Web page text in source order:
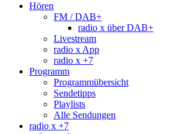
Hören
FM / DAB+
radio x über DAB+
Livestream
radio x App
radio x +7
Programm
Programmübersicht
Sendetipps
Playlists
Alle Sendungen
radio x +7